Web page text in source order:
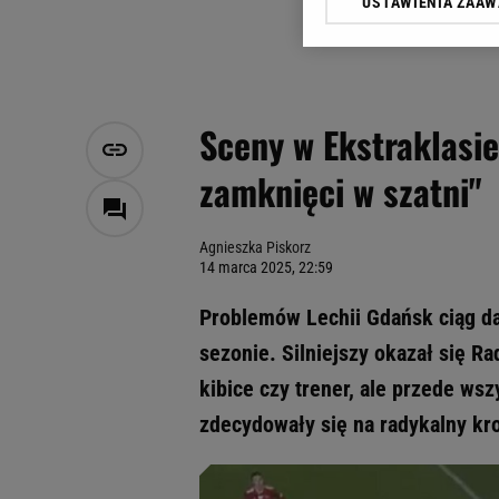
Sceny w
zamknięci w szatni"
Agnieszka Piskorz
14 marca 2025, 22:59
Problemów Lechii Gdańsk ciąg
sezonie. Silniejszy okazał się
kibice czy trener, ale przede
zdecydowały się na radykalny
Klikając „Akceptuję”
Zaufanych Partnerów i
My, nasi Zaufani
Przechowywanie